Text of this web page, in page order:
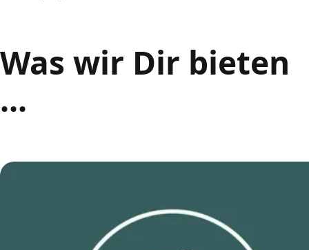
Was wir Dir bieten
...